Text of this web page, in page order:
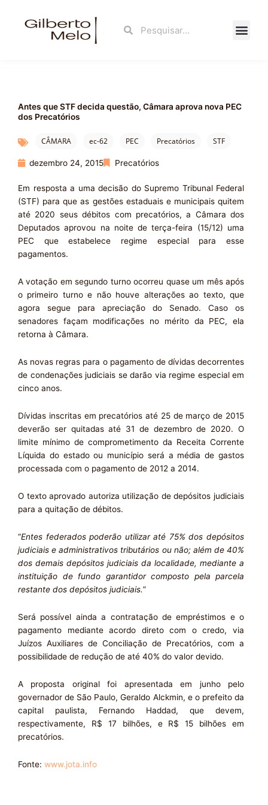
Search
Antes que STF decida questão, Câmara aprova nova PEC
dos Precatórios
CÂMARA ec-62 PEC Precatórios STF
dezembro 24, 2015 Precatórios
Em resposta a uma decisão do Supremo Tribunal Federal
(STF) para que as gestões estaduais e municipais quitem
até 2020 seus débitos com precatórios, a Câmara dos
Deputados aprovou na noite de terça-feira (15/12) uma
PEC que estabelece regime especial para esse
pagamentos.
A votação em segundo turno ocorreu quase um mês após
o primeiro turno e não houve alterações ao texto, que
agora segue para apreciação do Senado. Caso os
senadores façam modificações no mérito da PEC, ela
retorna à Câmara.
As novas regras para o pagamento de dívidas decorrentes
de condenações judiciais se darão via regime especial em
cinco anos.
Dívidas inscritas em precatórios até 25 de março de 2015
deverão ser quitadas até 31 de dezembro de 2020. O
limite mínimo de comprometimento da Receita Corrente
Líquida do estado ou município será a média de gastos
processada com o pagamento de 2012 a 2014.
O texto aprovado autoriza utilização de depósitos judiciais
para a quitação de débitos.
“Entes federados poderão utilizar até 75% dos depósitos
judiciais e administrativos tributários ou não; além de 40%
dos demais depósitos judiciais da localidade, mediante a
instituição de fundo garantidor composto pela parcela
restante dos depósitos judiciais.”
Será possível ainda a contratação de empréstimos e o
pagamento mediante acordo direto com o credo, via
Juízos Auxiliares de Conciliação de Precatórios, com a
possibilidade de redução de até 40% do valor devido.
A proposta original foi apresentada em junho pelo
governador de São Paulo, Geraldo Alckmin, e o prefeito da
capital paulista, Fernando Haddad, que devem,
respectivamente, R$ 17 bilhões, e R$ 15 bilhões em
precatórios.
Fonte: www.jota.info